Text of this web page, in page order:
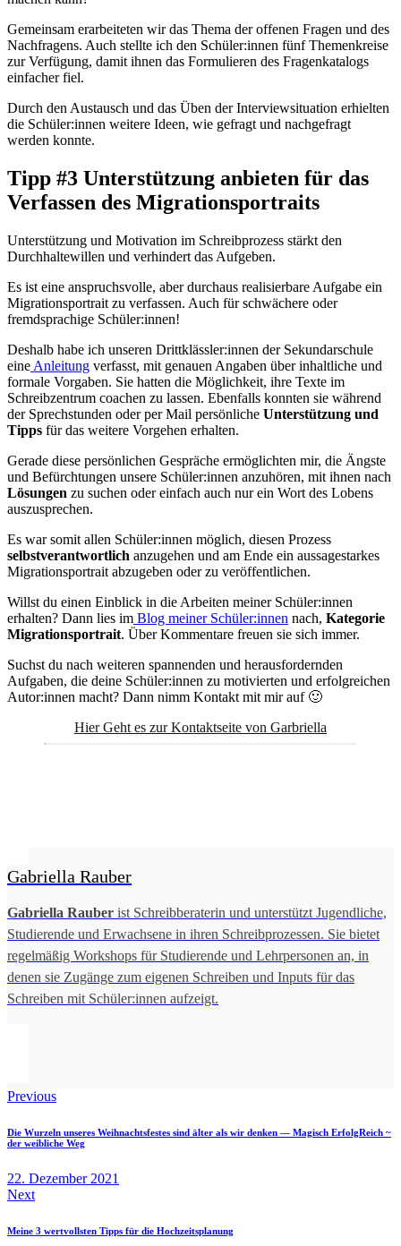
Gemeinsam erarbeiteten wir das Thema der offenen Fragen und des
Nachfragens. Auch stellte ich den Schüler:innen fünf Themenkreise
zur Verfügung, damit ihnen das Formulieren des Fragenkatalogs
einfacher fiel.
Durch den Austausch und das Üben der Interviewsituation erhielten
die Schüler:innen weitere Ideen, wie gefragt und nachgefragt
werden konnte.
Tipp #3 Unterstützung anbieten für das
Verfassen des Migrationsportraits
Unterstützung und Motivation im Schreibprozess stärkt den
Durchhaltewillen und verhindert das Aufgeben.
Es ist eine anspruchsvolle, aber durchaus realisierbare Aufgabe ein
Migrationsportrait zu verfassen. Auch für schwächere oder
fremdsprachige Schüler:innen!
Deshalb habe ich unseren Drittklässler:innen der Sekundarschule
eine Anleitung verfasst, mit genauen Angaben über inhaltliche und
formale Vorgaben. Sie hatten die Möglichkeit, ihre Texte im
Schreibzentrum coachen zu lassen. Ebenfalls konnten sie während
der Sprechstunden oder per Mail persönliche Unterstützung und
Tipps für das weitere Vorgehen erhalten.
Gerade diese persönlichen Gespräche ermöglichten mir, die Ängste
und Befürchtungen unsere Schüler:innen anzuhören, mit ihnen nach
Lösungen zu suchen oder einfach auch nur ein Wort des Lobens
auszusprechen.
Es war somit allen Schüler:innen möglich, diesen Prozess
selbstverantwortlich anzugehen und am Ende ein aussagestarkes
Migrationsportrait abzugeben oder zu veröffentlichen.
Willst du einen Einblick in die Arbeiten meiner Schüler:innen
erhalten? Dann lies im Blog meiner Schüler:innen nach, Kategorie
Migrationsportrait. Über Kommentare freuen sie sich immer.
Suchst du nach weiteren spannenden und herausfordernden
Aufgaben, die deine Schüler:innen zu motivierten und erfolgreichen
Autor:innen macht? Dann nimm Kontakt mit mir auf 🙂
Hier Geht es zur Kontaktseite von Garbriella
Gabriella Rauber
Gabriella Rauber ist Schreibberaterin und unterstützt Jugendliche,
Studierende und Erwachsene in ihren Schreibprozessen. Sie bietet
regelmäßig Workshops für Studierende und Lehrpersonen an, in
denen sie Zugänge zum eigenen Schreiben und Inputs für das
Schreiben mit Schüler:innen aufzeigt.
Beitragsnavigation
Previous
Die Wurzeln unseres Weihnachtsfestes sind älter als wir denken — Magisch ErfolgReich ~
der weibliche Weg
22. Dezember 2021
Next
Meine 3 wertvollsten Tipps für die Hochzeitsplanung